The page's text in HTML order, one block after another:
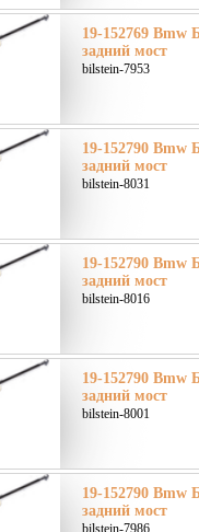
19-152769 Bmw
задний мост
bilstein-7953
19-152790 Bmw
задний мост
bilstein-8031
19-152790 Bmw
задний мост
bilstein-8016
19-152790 Bmw
задний мост
bilstein-8001
19-152790 Bmw
задний мост
bilstein-7986